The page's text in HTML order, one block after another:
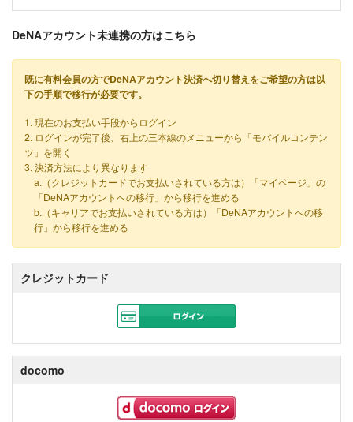
DeNAアカウント未連携の方はこちら
既に有料会員の方でDeNAアカウント決済へ切り替えをご希望の方は以
下の手順で移行が必要です。
1. 現在のお支払い手段からログイン
2. ログインが完了後、右上の三本線のメニューから「モバイルコンテン
ツ」を開く
3. 決済方法により異なります
a.（クレジットカードでお支払いされている方は）「マイページ」の
「DeNAアカウントへの移行」から移行を進める
b.（キャリアでお支払いされている方は）「DeNAアカウントへの移
行」から移行を進める
クレジットカード
docomo